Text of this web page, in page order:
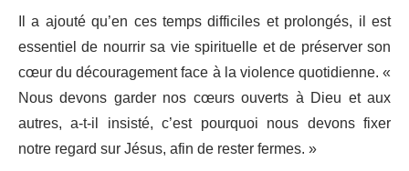
Il a ajouté qu’en ces temps difficiles et prolongés, il est
essentiel de nourrir sa vie spirituelle et de préserver son
cœur du découragement face à la violence quotidienne. «
Nous devons garder nos cœurs ouverts à Dieu et aux
autres, a-t-il insisté, c’est pourquoi nous devons fixer
notre regard sur Jésus, afin de rester fermes. »